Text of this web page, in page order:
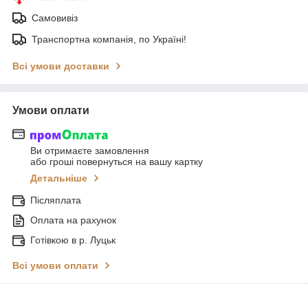
Самовивіз
Транспортна компанія, по Україні!
Всі умови доставки
Умови оплати
Ви отримаєте замовлення
або гроші повернуться на вашу картку
Детальніше
Післяплата
Оплата на рахунок
Готівкою в р. Луцьк
Всі умови оплати